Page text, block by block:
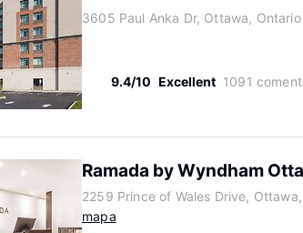
3605 Paul Anka Dr, Ottawa, Ontario
9.4/10 Excellent 1091
Ramada by Wyndham
2259 Prince of Wales Drive,
mapa